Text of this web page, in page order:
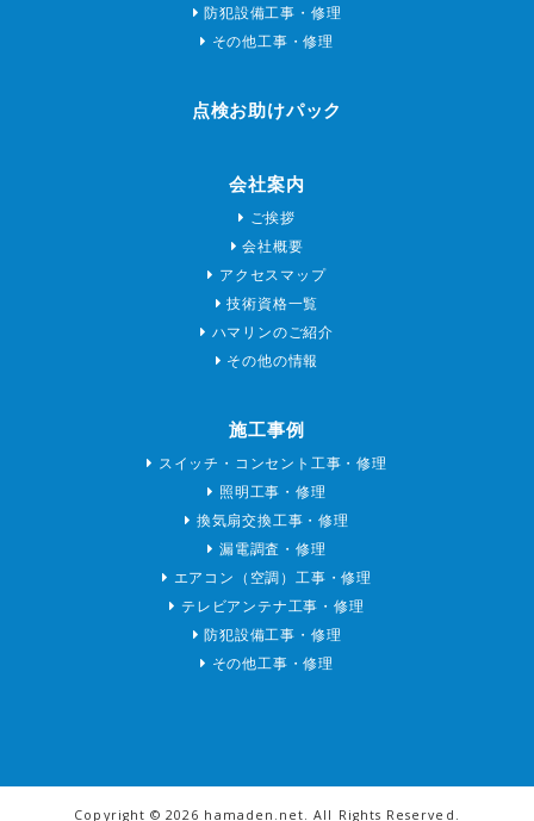
防犯設備工事・修理
その他工事・修理
点検お助けパック
会社案内
ご挨拶
会社概要
アクセスマップ
技術資格一覧
ハマリンのご紹介
その他の情報
施工事例
スイッチ・コンセント工事・修理
照明工事・修理
換気扇交換工事・修理
漏電調査・修理
エアコン（空調）工事・修理
テレビアンテナ工事・修理
防犯設備工事・修理
その他工事・修理
Copyright ©2026 hamaden.net. All Rights Reserved.